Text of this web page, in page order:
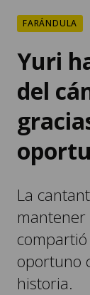
FARÁNDULA
Yuri
del
La
oportuno
historia.